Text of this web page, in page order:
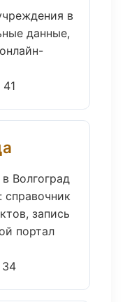
в
данные,
Волгоград
справочник
запись
портал
34